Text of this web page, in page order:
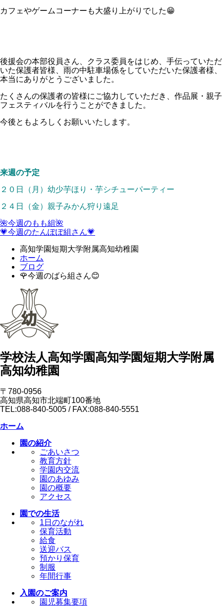
カフェやゲームコーナーも大盛り上がりでした😁
後援会の本部役員さん、クラス委員をはじめ、手伝っていただ
いた保護者皆様、雨の中駐車場係をしていただいた保護者様、
本当にありがとうございました。
たくさんの保護者の皆様にご協力していただき、作品展・親子
フェスティバルを行うことができました。
今後ともよろしくお願いいたします。
来週の予定
２０日（月）幼少芋ほり・芋シチューパーティー
２４日（金）親子みかん狩り遠足
🌺今週のもも組🌺
💗今週のたんぽぽ組さん💗
高知学園短期大学附属高知幼稚園
ホーム
ブログ
🌹今週のばら組さん😊
学校法人高知学園高知学園短期大学附属
高知幼稚園
〒780-0956
高知県高知市北端町100番地
TEL:088-840-5005 / FAX:088-840-5551
ホーム
園の紹介
ごあいさつ
教育方針
学園内交流
園のあゆみ
園の概要
アクセス
園での生活
1日のながれ
保育活動
給食
送迎バス
預かり保育
制服
年間行事
入園のご案内
園児募集要項